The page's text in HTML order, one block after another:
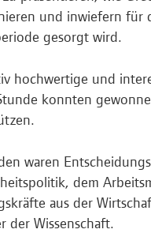
und inwiefern für
gesorgt wird.
hochwertige und
konnten
waren
dem
aus der
der Wissenschaft.